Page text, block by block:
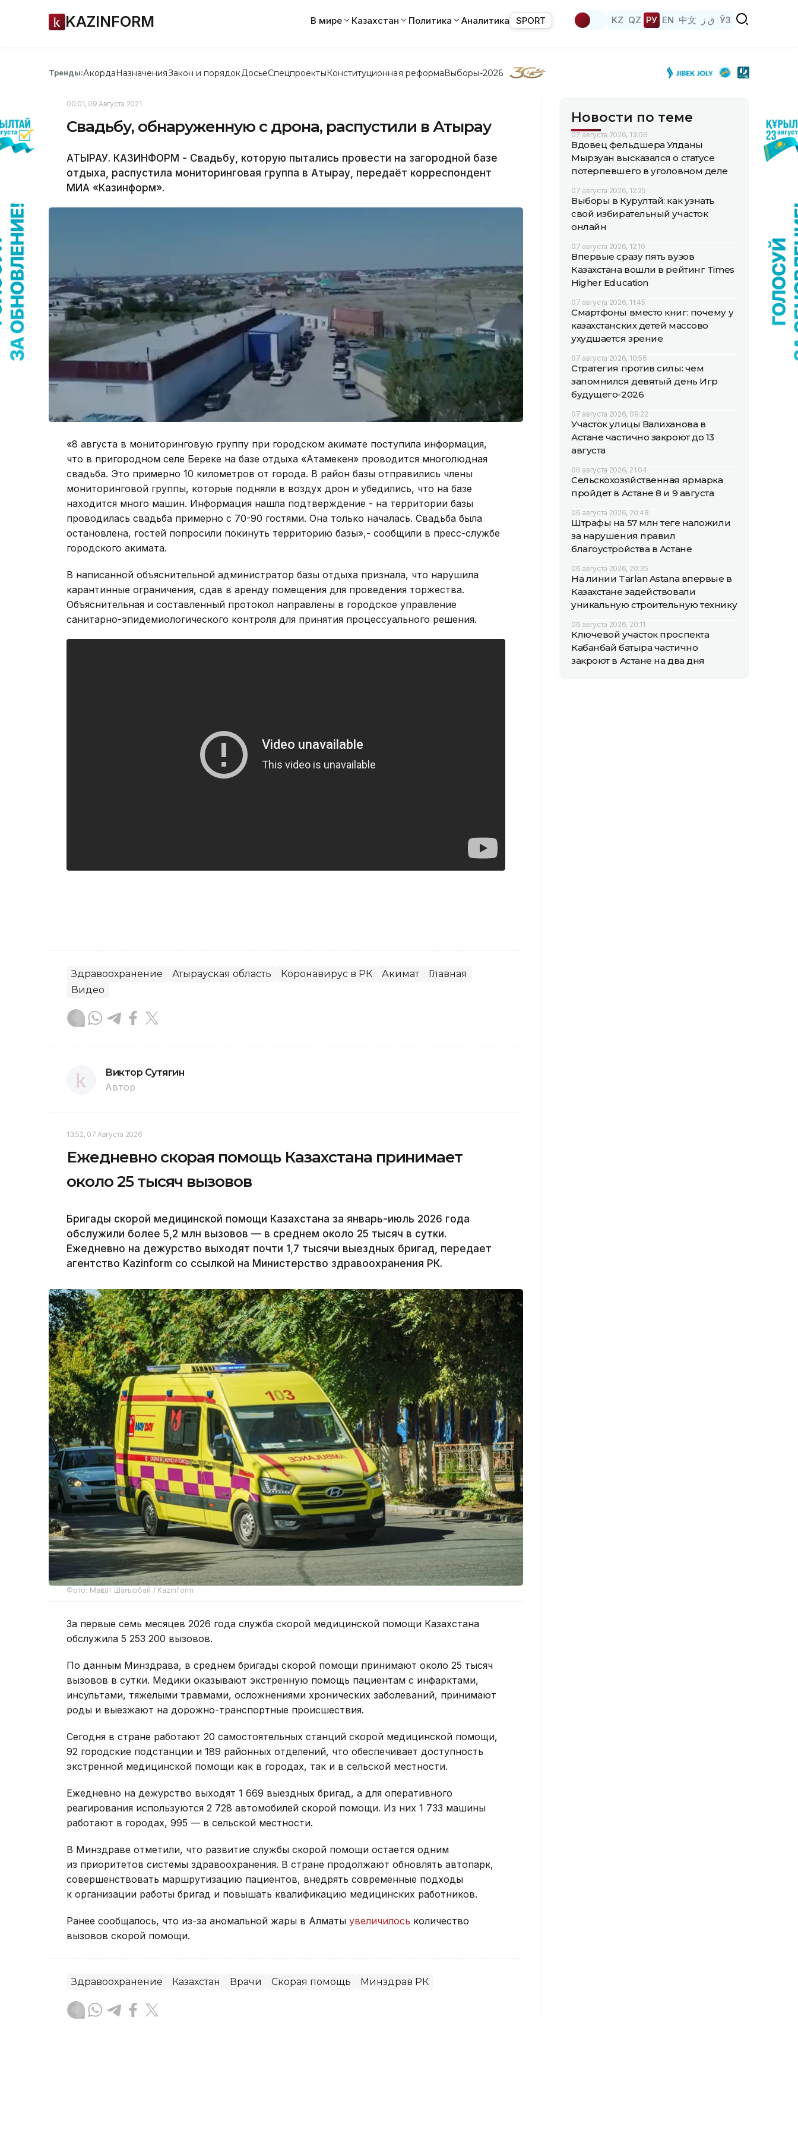
KAZINFORM В мире Казахстан Политика Аналитика SPORT KZ QZ РУ EN 中文 ق ز ЎЗ
Тренды:АкордаНазначенияЗакон и порядок ДосьеСпецпроектыКонституционная реформаВыборы-2026
00:01, 09 Августа 2021
Свадьбу, обнаруженную с дрона, распустили в Атырау
АТЫРАУ. КАЗИНФОРМ - Свадьбу, которую пытались провести на загородной базе
отдыха, распустила мониторинговая группа в Атырау, передаёт корреспондент
МИА «Казинформ».
«8 августа в мониторинговую группу при городском акимате поступила информация,
что в пригородном селе Береке на базе отдыха «Атамекен» проводится многолюдная
свадьба. Это примерно 10 километров от города. В район базы отправились члены
мониторинговой группы, которые подняли в воздух дрон и убедились, что на базе
находится много машин. Информация нашла подтверждение - на территории базы
проводилась свадьба примерно с 70-90 гостями. Она только началась. Свадьба была
остановлена, гостей попросили покинуть территорию базы»,- сообщили в пресс-службе
городского акимата.
В написанной объяснительной администратор базы отдыха признала, что нарушила
карантинные ограничения, сдав в аренду помещения для проведения торжества.
Объяснительная и составленный протокол направлены в городское управление
санитарно-эпидемиологического контроля для принятия процессуального решения.
Здравоохранение Атырауская область Коронавирус в РК Акимат
Главная
Видео
Виктор Сутягин
Автор
13:52, 07 Августа 2026
Ежедневно скорая помощь Казахстана принимает
около 25 тысяч вызовов
Бригады скорой медицинской помощи Казахстана за январь-июль 2026 года
обслужили более 5,2 млн вызовов — в среднем около 25 тысяч в сутки.
Ежедневно на дежурство выходят почти 1,7 тысячи выездных бригад, передает
агентство Kazinform со ссылкой на Министерство здравоохранения РК.
Фото: Мақсат Шағырбай / Kazinform
За первые семь месяцев 2026 года служба скорой медицинской помощи Казахстана
обслужила 5 253 200 вызовов.
По данным Минздрава, в среднем бригады скорой помощи принимают около 25 тысяч
вызовов в сутки. Медики оказывают экстренную помощь пациентам с инфарктами,
инсультами, тяжелыми травмами, осложнениями хронических заболеваний, принимают
роды и выезжают на дорожно-транспортные происшествия.
Сегодня в стране работают 20 самостоятельных станций скорой медицинской помощи,
92 городские подстанции и 189 районных отделений, что обеспечивает доступность
экстренной медицинской помощи как в городах, так и в сельской местности.
Ежедневно на дежурство выходят 1 669 выездных бригад, а для оперативного
реагирования используются 2 728 автомобилей скорой помощи. Из них 1 733 машины
работают в городах, 995 — в сельской местности.
В Минздраве отметили, что развитие службы скорой помощи остается одним
из приоритетов системы здравоохранения. В стране продолжают обновлять автопарк,
совершенствовать маршрутизацию пациентов, внедрять современные подходы
к организации работы бригад и повышать квалификацию медицинских работников.
Ранее сообщалось, что из-за аномальной жары в Алматы увеличилось количество
вызовов скорой помощи.
Здравоохранение Казахстан Врачи Скорая помощь Минздрав РК
Новости по теме
07 августа 2026, 13:06
Вдовец фельдшера Улданы
Мырзуан высказался о статусе
потерпевшего в уголовном деле
07 августа 2026, 12:25
Выборы в Курултай: как узнать
свой избирательный участок
онлайн
07 августа 2026, 12:10
Впервые сразу пять вузов
Казахстана вошли в рейтинг Times
Higher Education
07 августа 2026, 11:45
Смартфоны вместо книг: почему у
казахстанских детей массово
ухудшается зрение
07 августа 2026, 10:56
Стратегия против силы: чем
запомнился девятый день Игр
будущего-2026
07 августа 2026, 09:22
Участок улицы Валиханова в
Астане частично закроют до 13
августа
06 августа 2026, 21:04
Сельскохозяйственная ярмарка
пройдет в Астане 8 и 9 августа
06 августа 2026, 20:48
Штрафы на 57 млн теңге наложили
за нарушения правил
благоустройства в Астане
06 августа 2026, 20:35
На линии Tarlan Astana впервые в
Казахстане задействовали
уникальную строительную технику
06 августа 2026, 20:11
Ключевой участок проспекта
Кабанбай батыра частично
закроют в Астане на два дня